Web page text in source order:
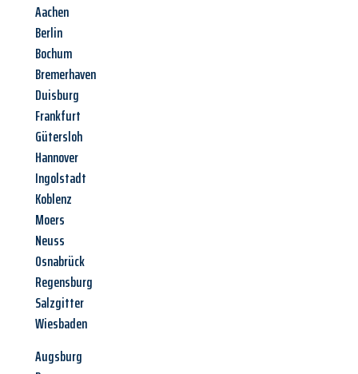
Aachen
Berlin
Bochum
Bremerhaven
Duisburg
Frankfurt
Gütersloh
Hannover
Ingolstadt
Koblenz
Moers
Neuss
Osnabrück
Regensburg
Salzgitter
Wiesbaden
Augsburg